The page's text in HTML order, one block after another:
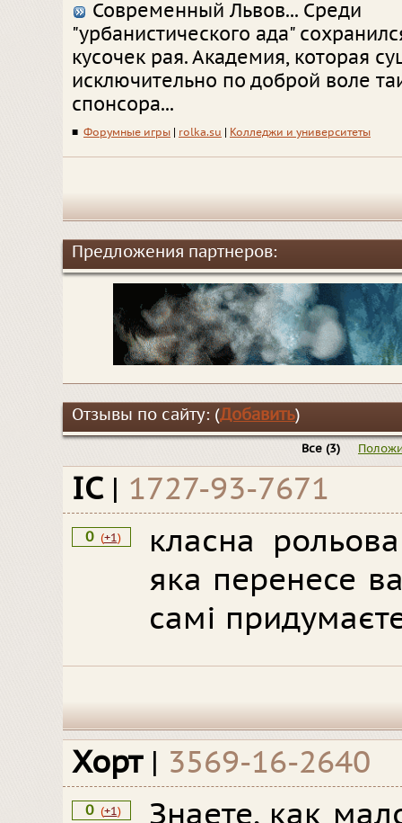
Современный Львов... Среди
"урбанистического ада"
кусочек рая. Академия, которая
исключительно по доброй воле
спонсора...
■ Форумные игры rolka.su Колледжи и университеты
Предложения партнеров:
Отзывы по сайту: (Добавить)
Все (3)
ІС | 1727-93-7671
0 (+1)
класна
яка перенесе
самі
Хорт | 3569-16-2640
0 (+1)
Знаете, как